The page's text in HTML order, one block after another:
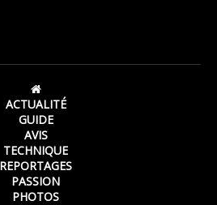
ACTUALITÉ
GUIDE
AVIS
TECHNIQUE
REPORTAGES
PASSION
PHOTOS